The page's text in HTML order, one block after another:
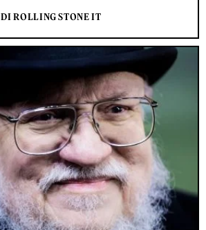
DI ROLLING STONE IT